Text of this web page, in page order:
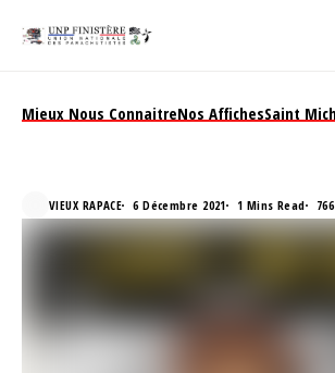
Mieux Nous ConnaitreNos AffichesSaint
VIEUX RAPACE 6 Décembre 2021 1 Mins Read